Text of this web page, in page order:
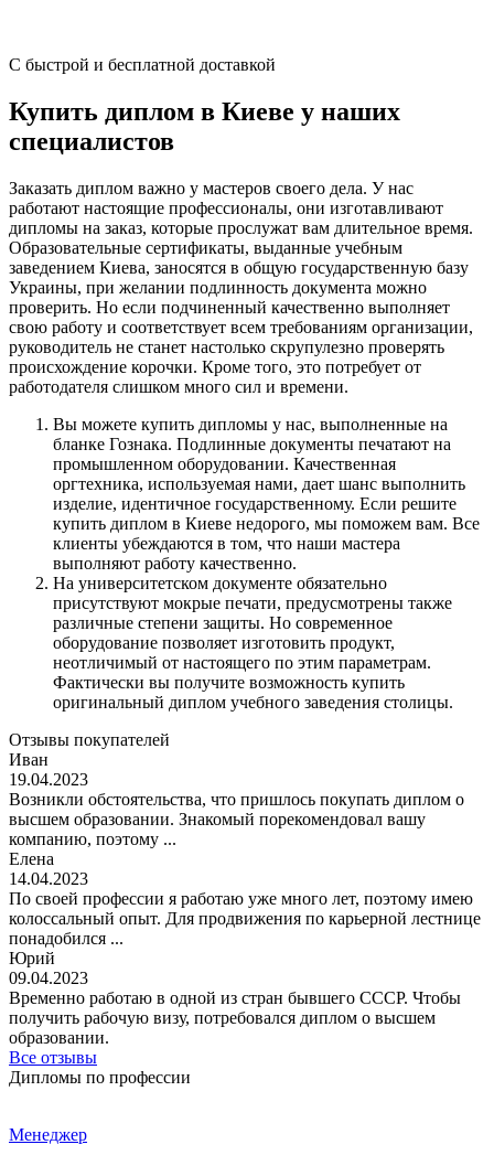
С быстрой и бесплатной доставкой
Купить диплом в Киеве у наших
специалистов
Заказать диплом важно у мастеров своего дела. У нас
работают настоящие профессионалы, они изготавливают
дипломы на заказ, которые прослужат вам длительное время.
Образовательные сертификаты, выданные учебным
заведением Киева, заносятся в общую государственную базу
Украины, при желании подлинность документа можно
проверить. Но если подчиненный качественно выполняет
свою работу и соответствует всем требованиям организации,
руководитель не станет настолько скрупулезно проверять
происхождение корочки. Кроме того, это потребует от
работодателя слишком много сил и времени.
Вы можете купить дипломы у нас, выполненные на
бланке Гознака. Подлинные документы печатают на
промышленном оборудовании. Качественная
оргтехника, используемая нами, дает шанс выполнить
изделие, идентичное государственному. Если решите
купить диплом в Киеве недорого, мы поможем вам. Все
клиенты убеждаются в том, что наши мастера
выполняют работу качественно.
На университетском документе обязательно
присутствуют мокрые печати, предусмотрены также
различные степени защиты. Но современное
оборудование позволяет изготовить продукт,
неотличимый от настоящего по этим параметрам.
Фактически вы получите возможность купить
оригинальный диплом учебного заведения столицы.
Отзывы покупателей
Иван
19.04.2023
Возникли обстоятельства, что пришлось покупать диплом о
высшем образовании. Знакомый порекомендовал вашу
компанию, поэтому ...
Елена
14.04.2023
По своей профессии я работаю уже много лет, поэтому имею
колоссальный опыт. Для продвижения по карьерной лестнице
понадобился ...
Юрий
09.04.2023
Временно работаю в одной из стран бывшего СССР. Чтобы
получить рабочую визу, потребовался диплом о высшем
образовании.
Все отзывы
Дипломы по профессии
Менеджер